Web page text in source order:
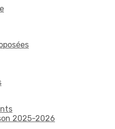
2025-2026